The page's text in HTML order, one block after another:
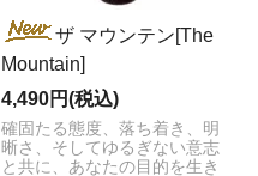
ザ マウンテン[The
Mountain]
4,490円(税込)
確固たる態度、落ち着き、明
晰さ、そしてゆるぎない意志
と共に、あなたの目的を生き